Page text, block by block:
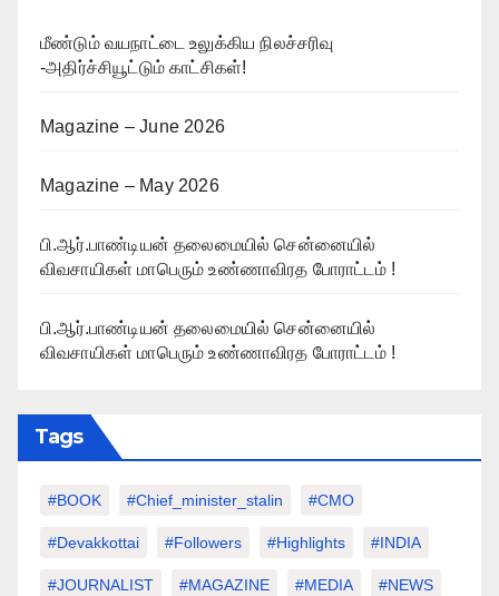
மீண்டும் வயநாட்டை உலுக்கிய நிலச்சரிவு
-அதிர்ச்சியூட்டும் காட்சிகள்!
Magazine – June 2026
Magazine – May 2026
பி.ஆர்.பாண்டியன் தலைமையில் சென்னையில்
விவசாயிகள் மாபெரும் உண்ணாவிரத போராட்டம் !
பி.ஆர்.பாண்டியன் தலைமையில் சென்னையில்
விவசாயிகள் மாபெரும் உண்ணாவிரத போராட்டம் !
Tags
#BOOK #chief_minister_stalin #CMO
#devakkottai #followers #highlights #INDIA
#JOURNALIST #MAGAZINE #MEDIA #NEWS